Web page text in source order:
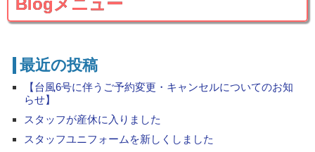
Blogメニュー
最近の投稿
【台風6号に伴うご予約変更・キャンセルについてのお知
らせ】
スタッフが産休に入りました
スタッフユニフォームを新しくしました